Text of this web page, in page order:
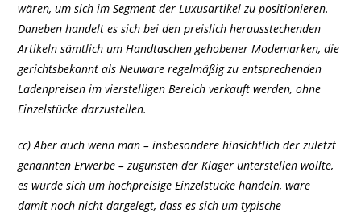
wären, um sich im Segment der Luxusartikel zu positionieren.
Daneben handelt es sich bei den preislich herausstechenden
Artikeln sämtlich um Handtaschen gehobener Modemarken, die
gerichtsbekannt als Neuware regelmäßig zu entsprechenden
Ladenpreisen im vierstelligen Bereich verkauft werden, ohne
Einzelstücke darzustellen.
cc) Aber auch wenn man – insbesondere hinsichtlich der zuletzt
genannten Erwerbe – zugunsten der Kläger unterstellen wollte,
es würde sich um hochpreisige Einzelstücke handeln, wäre
damit noch nicht dargelegt, dass es sich um typische